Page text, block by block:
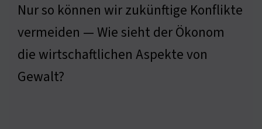
Nur so können wir zukünftige Konflikte
vermeiden — Wie sieht der Ökonom
die wirtschaftlichen Aspekte von
Gewalt?